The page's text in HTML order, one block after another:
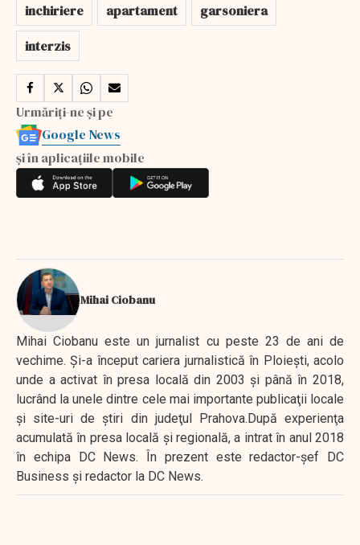
inchiriere apartament
garsoniera
interzis
Urmăriți-ne și pe
Google News
și în aplicațiile mobile
Mihai Ciobanu
Mihai Ciobanu este un jurnalist cu peste 23 de ani de
vechime. Şi-a început cariera jurnalistică în Ploieşti, acolo
unde a activat în presa locală din 2003 şi până în 2018,
lucrând la unele dintre cele mai importante publicaţii locale
şi site-uri de ştiri din judeţul Prahova.După experienţa
acumulată în presa locală şi regională, a intrat în anul 2018
în echipa DC News. În prezent este redactor-şef DC
Business şi redactor la DC News.